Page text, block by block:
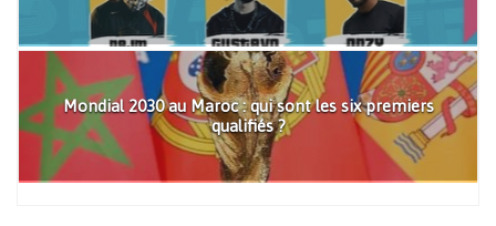
Mondial 2030 au Maroc : qui sont les six premiers
qualifiés ?